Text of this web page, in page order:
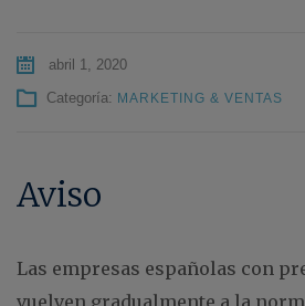
abril 1, 2020
Categoría: MARKETING & VENTAS
Aviso
Las empresas españolas con
vuelven gradualmente a la